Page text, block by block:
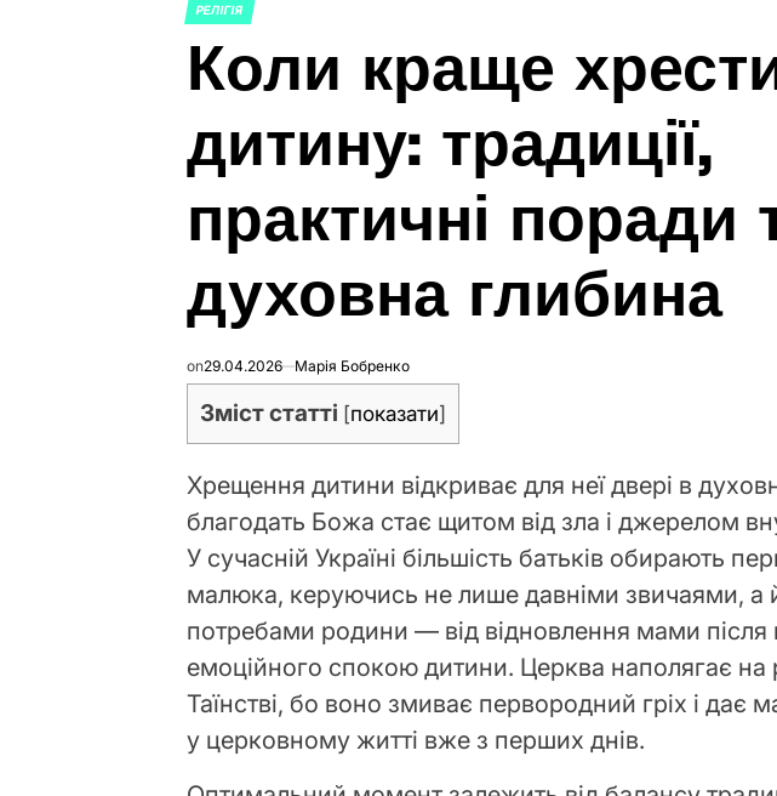
POSTED
РЕЛІГІЯ
Коли краще
дитину: традиції,
практичні поради
духовна глибина
on29.04.2026 Марія Бобренко
Зміст статті [показати]
Хрещення дитини відкриває для неї двері в
благодать Божа стає щитом від зла і джерелом
У сучасній Україні більшість батьків обирають
малюка, керуючись не лише давніми звичаями, а
потребами родини — від відновлення мами після
емоційного спокою дитини. Церква наполягає
Таїнстві, бо воно змиває первородний гріх і дає
у церковному житті вже з перших днів.